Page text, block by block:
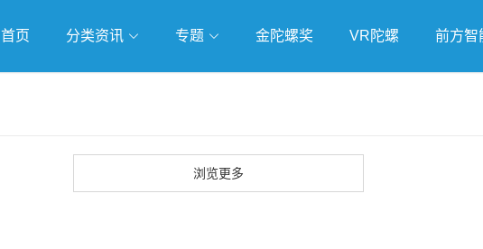
首页 分类资讯 专题 金陀螺奖 VR陀螺 前方智
浏览更多